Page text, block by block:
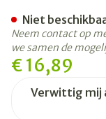
€ 16,89
Verwittig mij
Niet
Neem contact op
we samen de